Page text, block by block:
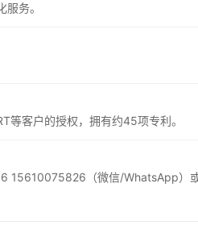
务。
等客户的授权，拥有约45项专利。
15610075826（微信/WhatsApp）